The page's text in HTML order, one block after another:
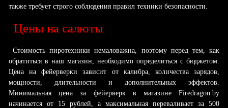
также требует строго соблюдения правил техники безопасности.
Цены на салюты
Стоимость пиротехники немаловажна, поэтому перед тем, как
обратиться в наш магазин, необходимо определиться с бюджетом.
Цена на фейерверки зависит от калибра, количества зарядов,
мощности, длительности и дополнительных эффектов.
Минимальная цена за фейерверк в магазине Firedragon.by
начинается от 15 рублей, а максимальная переваливает за 500